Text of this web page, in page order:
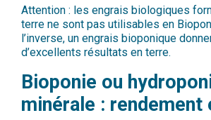
Attention : les engrais biologiques
terre ne sont pas utilisables en
l’inverse, un engrais bioponique
d’excellents résultats en terre.
Bioponie ou
minérale : rendement